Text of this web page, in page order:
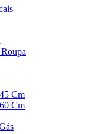
Cm
Cm